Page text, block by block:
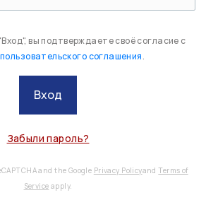
вы подтверждаете своё согласие с
пользовательского соглашения.
Вход
Забыли пароль?
and the Google Privacy PolicyandTerms of
Service apply.